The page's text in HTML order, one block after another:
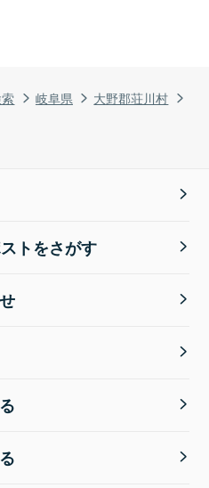
岐阜県
大野郡荘川村
トをさがす